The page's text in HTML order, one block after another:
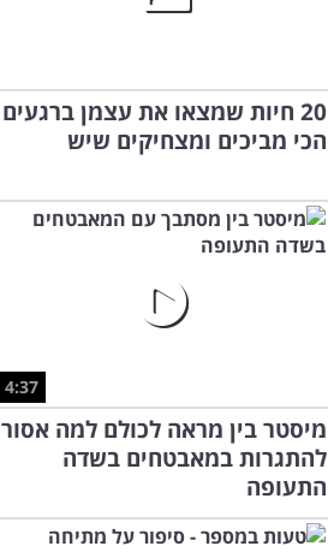
20 חיות שמצאו את עצמן ברגעים
הכי מביכים ומצחיקים שיש
4:37
מיסטר בין מראה לכולם למה אסור
להתגרות במאבטחים בשדה
התעופה